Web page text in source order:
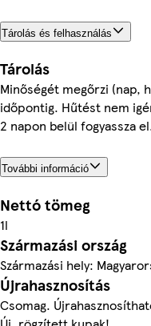
Tárolás és felhasználás
Tárolás
Minőségét megőrzi (nap,
időpontig. Hűtést nem
2 napon belül fogyassza
További információ
Nettó tömeg
1l
Származási ország
Származási hely:
Újrahasznosítás
Csomag.